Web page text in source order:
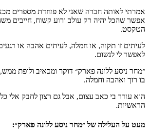
אמרתי לאותה חברה שאני לא פוחדת מספרים
אפשר שהכל יהיה רק עולב ורוע קשוח, חייבים
הטקסט.
לעיתים זו תקוה, או חמלה, לעיתים אהבה או
לאפשר לי לנשום.
״מחר ניסע ללונה פארק״ דוקר ומכאיב ולופת
בו רוך ואהבה וחמלה.
הוא עורר בי כאב עצום, אבל גם רצון לחבק אלי
הראשיות.
מעט על העלילה של ״מחר ניסע ללונה פארק״: